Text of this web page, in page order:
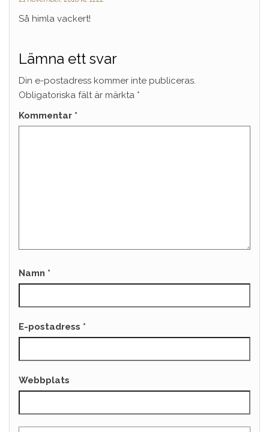
Så himla vackert!
Lämna ett svar
Din e-postadress kommer inte publiceras.
Obligatoriska fält är märkta *
Kommentar *
Namn *
E-postadress *
Webbplats